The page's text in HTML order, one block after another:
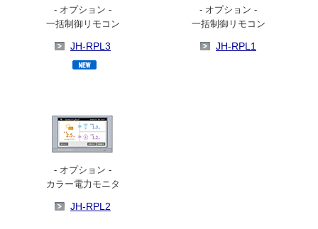
- オプション -
一括制御リモコン
JH-RPL3
- オプション -
一括制御リモコン
JH-RPL1
- オプション -
カラー電力モニタ
JH-RPL2